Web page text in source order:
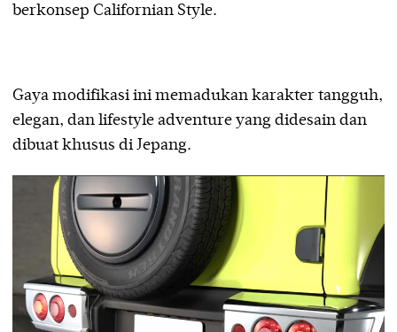
berkonsep Californian Style.
Gaya modifikasi ini memadukan karakter tangguh,
elegan, dan lifestyle adventure yang didesain dan
dibuat khusus di Jepang.